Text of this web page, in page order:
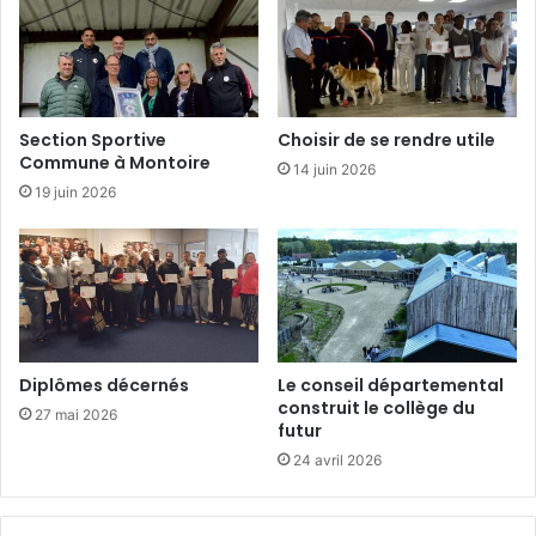
t
o
n
Section Sportive
Commune à Montoire
19 juin 2026
Choisir de se rendre utile
14 juin 2026
Diplômes décernés
27 mai 2026
Le conseil départemental
construit le collège du
futur
24 avril 2026